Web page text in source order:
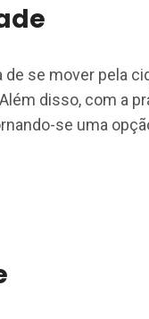
se mover pela
disso, com a
se uma